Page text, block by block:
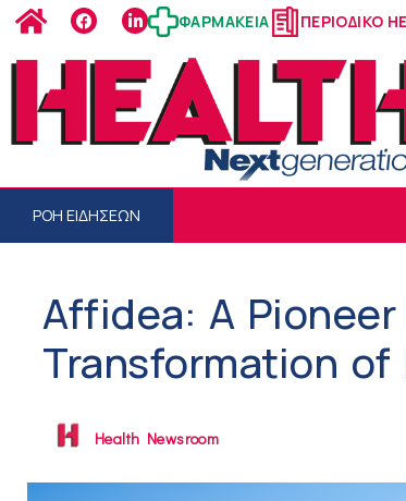
ΦΑΡΜΑΚΕΙΑ ΠΕΡΙΟΔΙΚΟ
ΡΟΗ ΕΙΔΗΣΕΩΝ
Affidea: A
Transformation
Health Newsroom